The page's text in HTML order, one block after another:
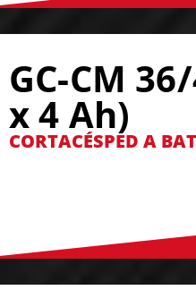
GC-CM
x 4 Ah)
CORTACÉSPED A